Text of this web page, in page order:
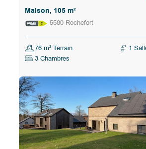
Maison, 105 m²
5580 Rochefort
76 m² Terrain
1
3 Chambres